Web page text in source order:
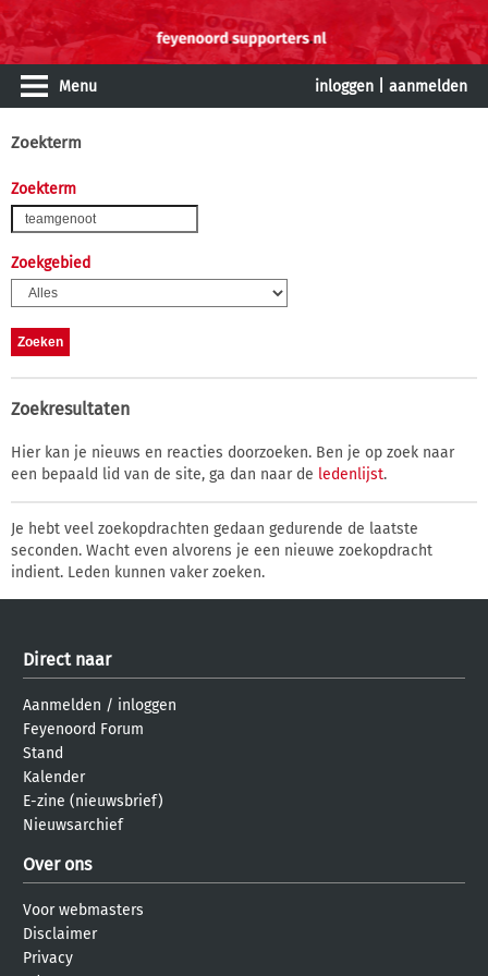
Menu inloggen aanmelden
Zoekterm
Zoekterm
Zoekgebied
Zoekresultaten
Hier kan je nieuws en reacties doorzoeken. Ben je op zoek naar
een bepaald lid van de site, ga dan naar de ledenlijst.
Je hebt veel zoekopdrachten gedaan gedurende de laatste
seconden. Wacht even alvorens je een nieuwe zoekopdracht
indient. Leden kunnen vaker zoeken.
Direct naar
Aanmelden / inloggen
Feyenoord Forum
Stand
Kalender
E-zine (nieuwsbrief)
Nieuwsarchief
Over ons
Voor webmasters
Disclaimer
Privacy